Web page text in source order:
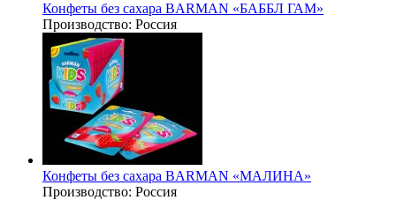
Конфеты без сахара BARMAN «БАББЛ ГАМ»
Производство: Россия
Конфеты без сахара BARMAN «МАЛИНА»
Производство: Россия